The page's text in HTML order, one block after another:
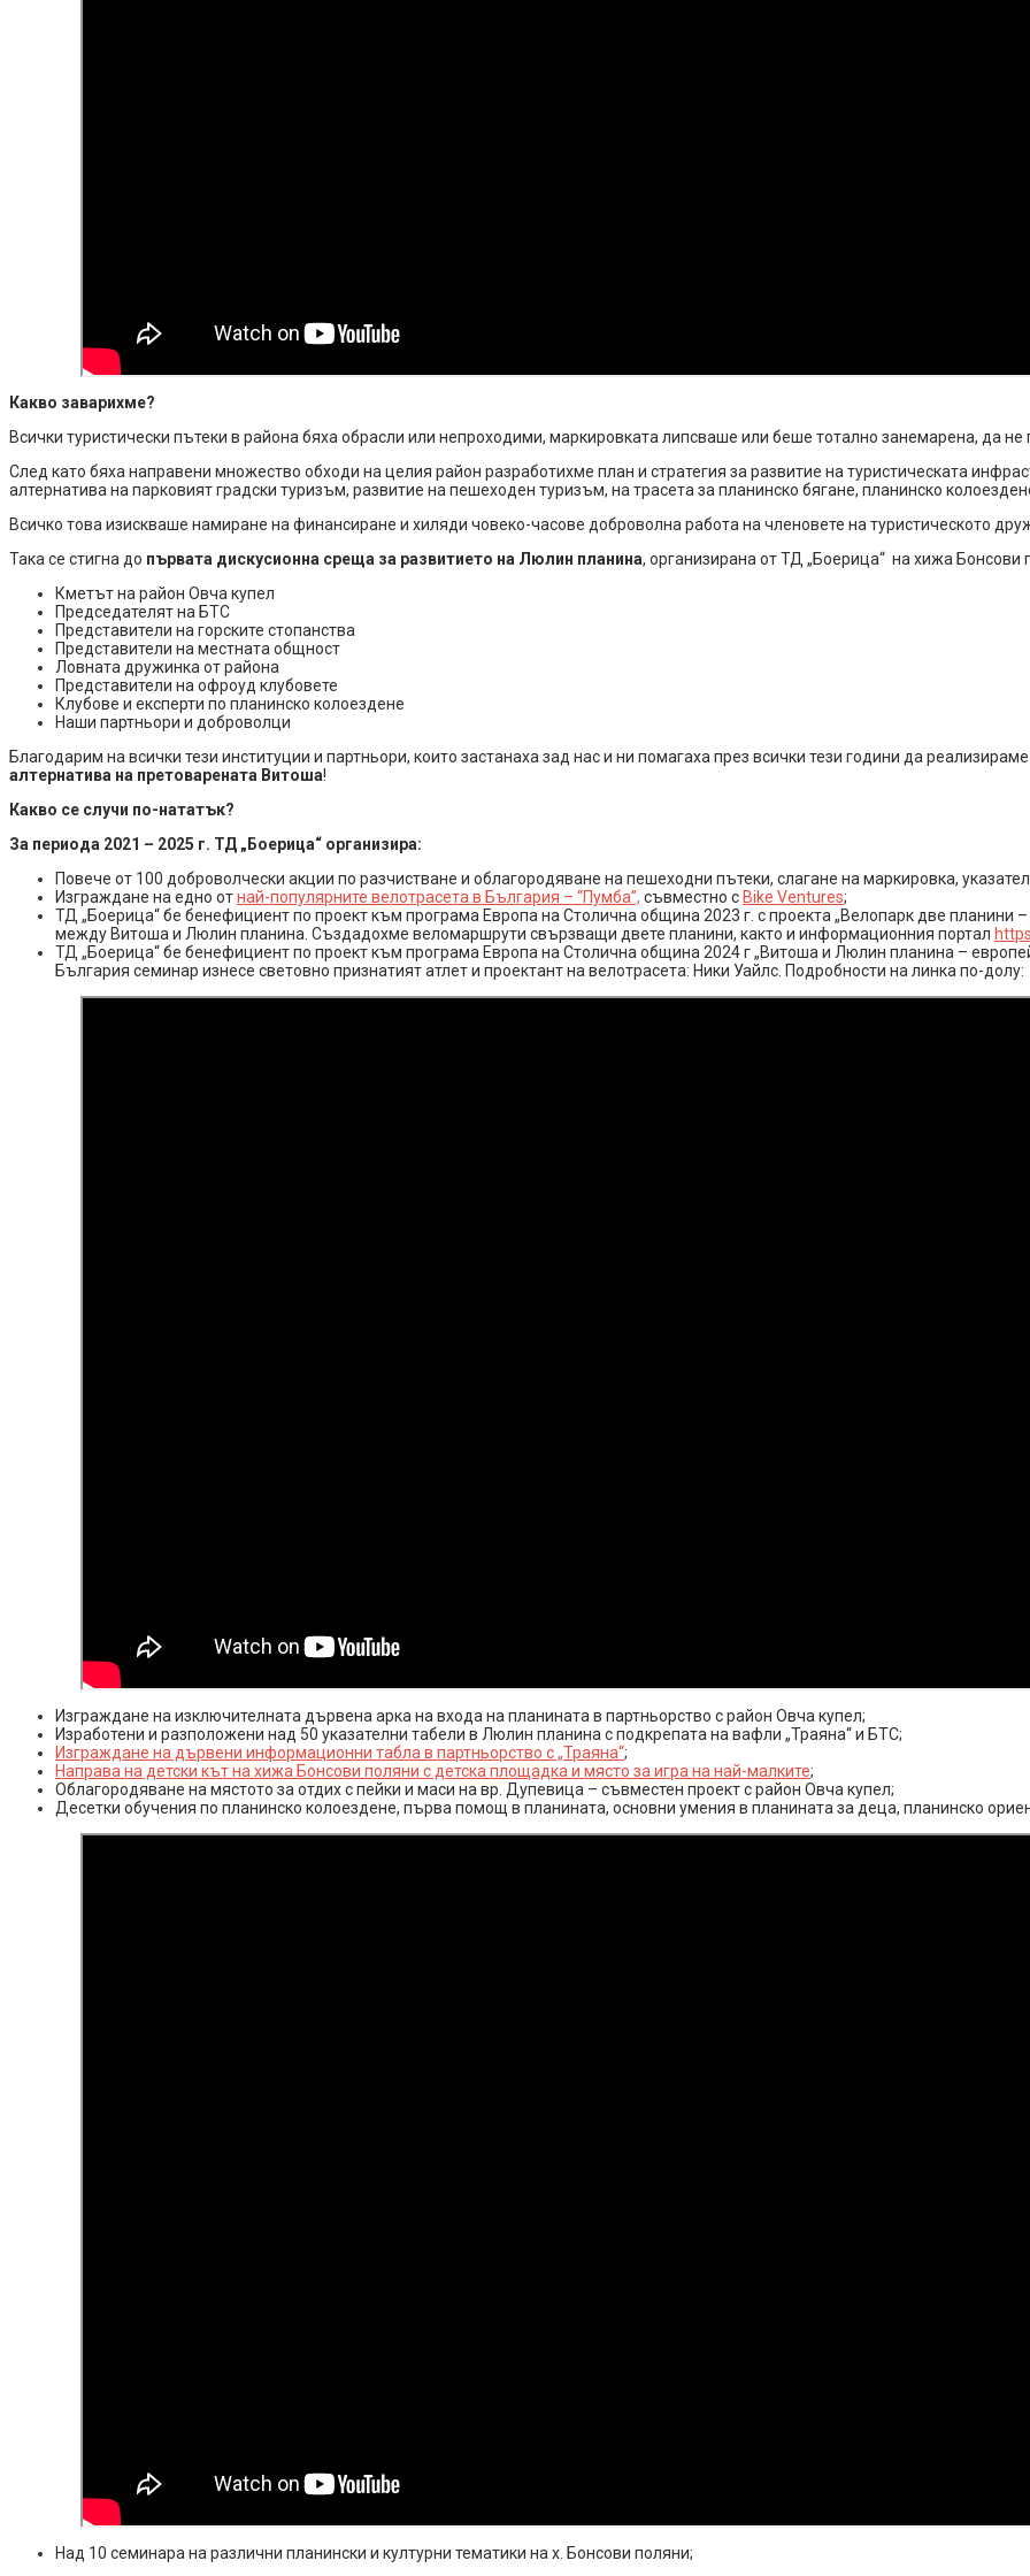
Какво заварихме?
Всички туристически пътеки в района бяха обрасли или непроходими, маркировката липсваше или беше тотално занемарена, да
След като бяха направени множество обходи на целия район разработихме план и стратегия за развитие на туристическата
алтернатива на парковият градски туризъм, развитие на пешеходен туризъм, на трасета за планинско бягане, планинско
Всичко това изискваше намиране на финансиране и хиляди човеко-часове доброволна работа на членовете на туристическото
Така се стигна до първата дискусионна среща за развитието на Люлин планина, организирана от ТД „Боерица“ на хижа Бонсови
Кметът на район Овча купел
Председателят на БТС
Представители на горските стопанства
Представители на местната общност
Ловната дружинка от района
Представители на офроуд клубовете
Клубове и експерти по планинско колоездене
Наши партньори и доброволци
Благодарим на всички тези институции и партньори, които застанаха зад нас и ни помагаха през всички тези години да
алтернатива на претоварената Витоша!
Какво се случи по-нататък?
За периода 2021 – 2025 г. ТД „Боерица“ организира:
Повече от 100 доброволчески акции по разчистване и облагородяване на пешеходни пътеки, слагане на маркировка,
Изграждане на едно отнай-популярните велотрасета в България – “Пумба”, съвместно с Bike Ventures;
ТД „Боерица“ бе бенефициент по проект към програма Европа на Столична община 2023 г. с проекта „Велопарк две планини
между Витоша и Люлин планина. Създадохме веломаршрути свързващи двете планини, както и информационния портал
ТД „Боерица“ бе бенефициент по проект към програма Европа на Столична община 2024 г „Витоша и Люлин планина –
България семинар изнесе световно признатият атлет и проектант на велотрасета: Ники Уайлс. Подробности на линка по-долу:
Изграждане на изключителната дървена арка на входа на планината в партньорство с район Овча купел;
Изработени и разположени над 50 указателни табели в Люлин планина с подкрепата на вафли „Траяна“ и БТС;
Изграждане на дървени информационни табла в партньорство с „Траяна“;
Направа на детски кът на хижа Бонсови поляни с детска площадка и място за игра на най-малките;
Облагородяване на мястото за отдих с пейки и маси на вр. Дупевица – съвместен проект с район Овча купел;
Десетки обучения по планинско колоездене, първа помощ в планината, основни умения в планината за деца, планинско
Над 10 семинара на различни планински и културни тематики на х. Бонсови поляни;